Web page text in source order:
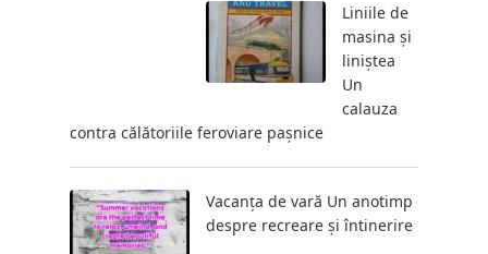
Liniile de
masina și
liniștea
Un
calauza
contra călătoriile feroviare pașnice
Vacanța de vară Un anotimp
despre recreare și întinerire